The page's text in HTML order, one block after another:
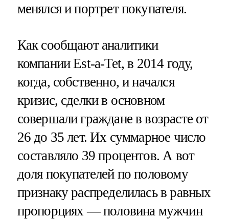
менялся и портрет покупателя.
Как сообщают аналитики
компании Est-a-Tet, в 2014 году,
когда, собственно, и начался
кризис, сделки в основном
совершали граждане в возрасте от
26 до 35 лет. Их суммарное число
составляло 39 процентов. А вот
доля покупателей по половому
признаку распределилась в равных
пропорциях — половина мужчин